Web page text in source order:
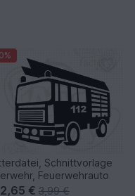
Schnittvorlage
Feuerwehrauto
2,65 € 3,99 €